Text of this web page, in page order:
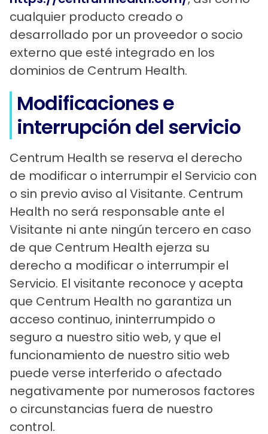
cualquier producto creado o
desarrollado por un proveedor o socio
externo que esté integrado en los
dominios de Centrum Health.
Modificaciones e
interrupción del servicio
Centrum Health se reserva el derecho
de modificar o interrumpir el Servicio con
o sin previo aviso al Visitante. Centrum
Health no será responsable ante el
Visitante ni ante ningún tercero en caso
de que Centrum Health ejerza su
derecho a modificar o interrumpir el
Servicio. El visitante reconoce y acepta
que Centrum Health no garantiza un
acceso continuo, ininterrumpido o
seguro a nuestro sitio web, y que el
funcionamiento de nuestro sitio web
puede verse interferido o afectado
negativamente por numerosos factores
o circunstancias fuera de nuestro
control.